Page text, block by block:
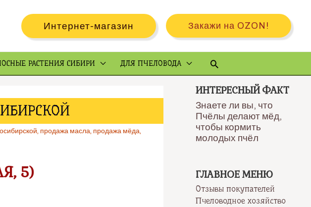
Интернет-магазин Закажи на OZON!
РАСТЕНИЯ СИБИРИ ДЛЯ ПЧЕЛОВОДА Поиск
, продажа масла, продажа мёда,
5)
ИНТЕРЕСНЫЙ ФАКТ
Знаете ли вы, что
Пчёлы делают мёд,
чтобы кормить
молодых пчёл
ГЛАВНОЕ МЕНЮ
Отзывы покупателей
Пчеловодное хозяйство